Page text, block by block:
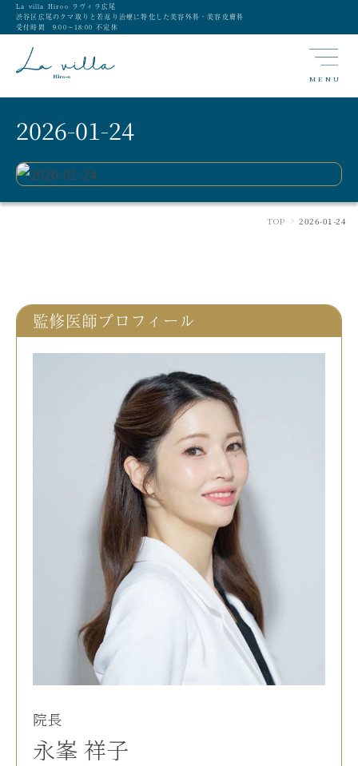
La villa Hiroo ラヴィラ広尾
渋谷区広尾のクマ取りと若返り治療に特化した美容外科・美容皮膚科
受付時間 9:00〜18:00 不定休
MENU
2026-01-24
TOP > 2026-01-24
監修医師プロフィール
院長
永峯 祥子